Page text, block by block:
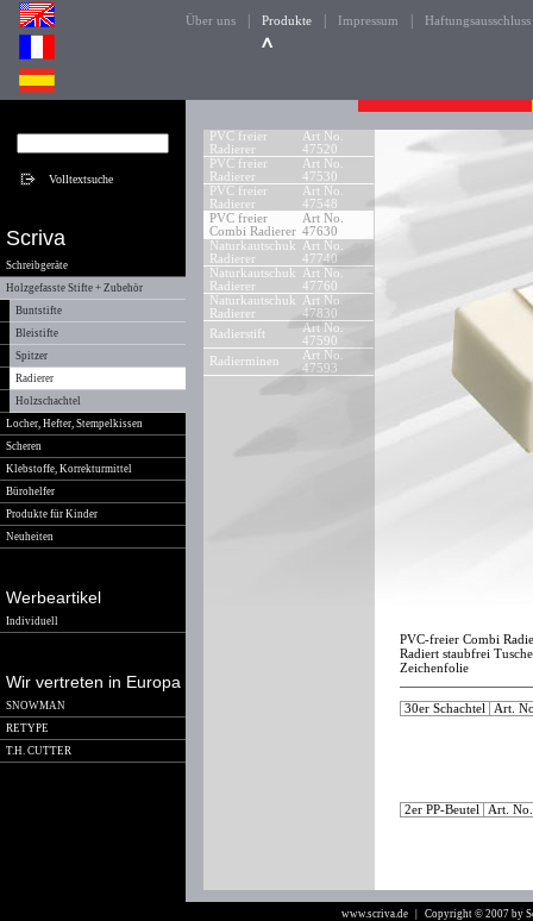
Über uns Produkte Impressum Haftungsausschluss
Scriva
Schreibgeräte
Holzgefasste Stifte + Zubehör
Buntstifte
Bleistifte
Spitzer
Radierer
Holzschachtel
Locher, Hefter, Stempelkissen
Scheren
Klebstoffe, Korrekturmittel
Bürohelfer
Produkte für Kinder
Neuheiten
Werbeartikel
Individuell
Wir vertreten in Europa
SNOWMAN
RETYPE
T.H. CUTTER
PVC freier
Radierer
Art No.
47520
PVC freier
Radierer
Art No.
47530
PVC freier
Radierer
Art No.
47548
PVC freier
Combi Radierer
Art No.
47630
Naturkautschuk
Radierer
Art No.
47740
Naturkautschuk
Radierer
Art No.
47760
Naturkautschuk
Radierer
Art No.
47830
Radierstift
Art No.
47590
Radierminen
Art No.
47593
PVC-freier Combi
Radiert staubfrei
Zeichenfolie
30er Schachtel Art.
2er PP-Beutel Art.
www.scriva.de | Copyright © 2007 by